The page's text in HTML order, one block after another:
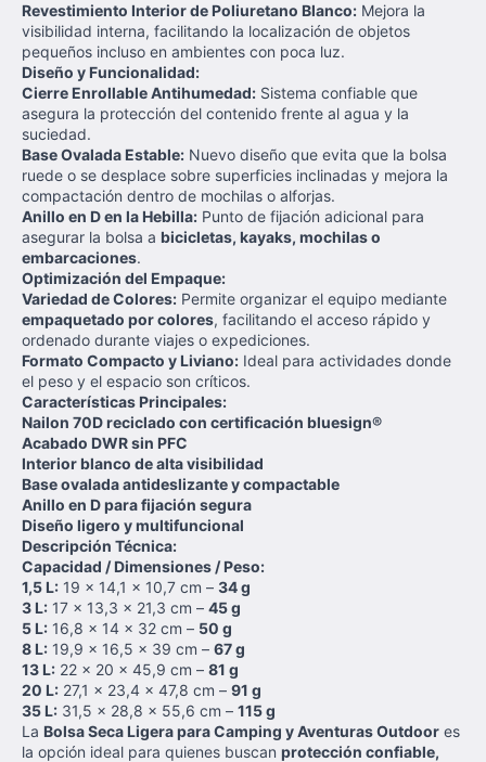
Revestimiento Interior de Poliuretano Blanco: Mejora la
visibilidad interna, facilitando la localización de objetos
pequeños incluso en ambientes con poca luz.
Diseño y Funcionalidad:
Cierre Enrollable Antihumedad: Sistema confiable que
asegura la protección del contenido frente al agua y la
suciedad.
Base Ovalada Estable: Nuevo diseño que evita que la bolsa
ruede o se desplace sobre superficies inclinadas y mejora la
compactación dentro de mochilas o alforjas.
Anillo en D en la Hebilla: Punto de fijación adicional para
asegurar la bolsa a bicicletas, kayaks, mochilas o
embarcaciones.
Optimización del Empaque:
Variedad de Colores: Permite organizar el equipo mediante
empaquetado por colores, facilitando el acceso rápido y
ordenado durante viajes o expediciones.
Formato Compacto y Liviano: Ideal para actividades donde
el peso y el espacio son críticos.
Características Principales:
Nailon 70D reciclado con certificación bluesign®
Acabado DWR sin PFC
Interior blanco de alta visibilidad
Base ovalada antideslizante y compactable
Anillo en D para fijación segura
Diseño ligero y multifuncional
Descripción Técnica:
Capacidad / Dimensiones / Peso:
1,5 L: 19 x 14,1 x 10,7 cm – 34 g
3 L: 17 x 13,3 x 21,3 cm – 45 g
5 L: 16,8 x 14 x 32 cm – 50 g
8 L: 19,9 x 16,5 x 39 cm – 67 g
13 L: 22 x 20 x 45,9 cm – 81 g
20 L: 27,1 x 23,4 x 47,8 cm – 91 g
35 L: 31,5 x 28,8 x 55,6 cm – 115 g
La Bolsa Seca Ligera para Camping y Aventuras Outdoor es
la opción ideal para quienes buscan protección confiable,